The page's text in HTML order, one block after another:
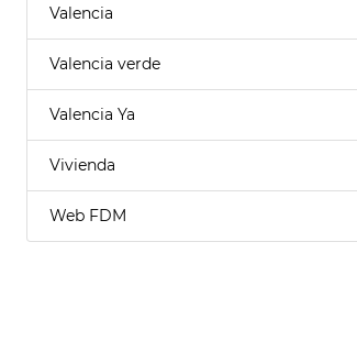
Valencia
Valencia verde
Valencia Ya
Vivienda
Web FDM